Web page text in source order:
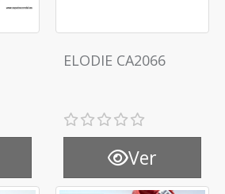
ELODIE CA2066
Ver